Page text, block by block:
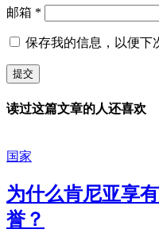
邮箱 *
保存我的信息，以便下
读过这篇文章的人还喜欢
国家
为什么肯尼亚享
誉？